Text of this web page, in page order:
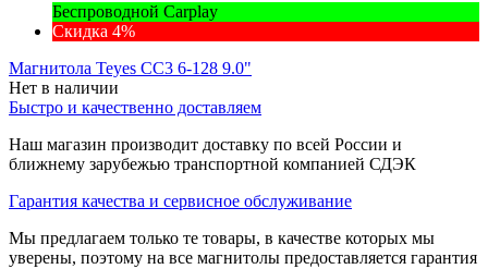
Беспроводной Carplay
Скидка 4%
Магнитола Teyes CC3 6-128 9.0"
Нет в наличии
Быстро и качественно доставляем
Наш магазин производит доставку по всей России и
ближнему зарубежью транспортной компанией СДЭК
Гарантия качества и сервисное обслуживание
Мы предлагаем только те товары, в качестве которых мы
уверены, поэтому на все магнитолы предоставляется гарантия